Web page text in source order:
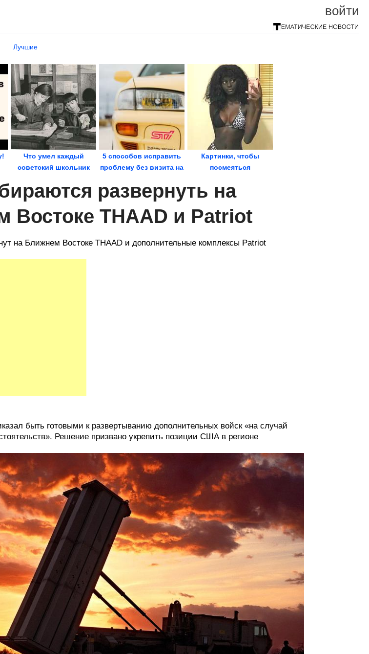
войти
Лучшие
Что умел каждый
советский школьник
5 способов исправить
проблему без визита на
Картинки, чтобы
посмеяться
развернуть на
Востоке THAAD и Patriot
на Ближнем Востоке THAAD и дополнительные комплексы Patriot
быть готовыми к развертыванию дополнительных войск «на случай
Решение призвано укрепить позиции США в регионе